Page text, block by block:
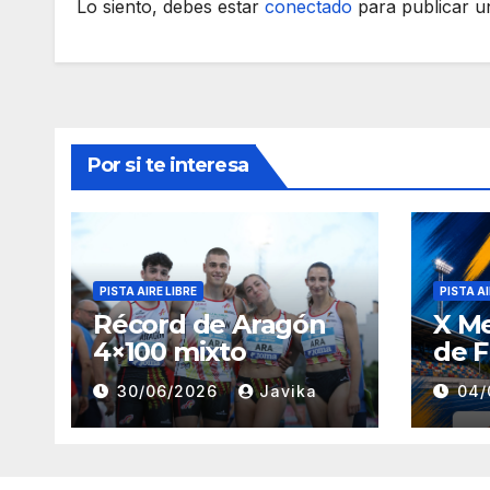
Lo siento, debes estar conectado para publicar
Por si te interesa
PISTA AIRE LIBRE
Récord de Aragón
4×100 mixto
30/06/2026 Javika
PISTA
X
de